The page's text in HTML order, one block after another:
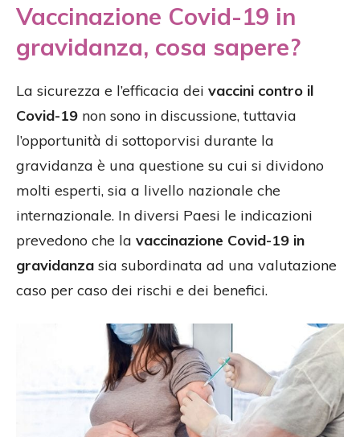
Vaccinazione Covid-19 in
gravidanza, cosa sapere?
La sicurezza e l’efficacia dei vaccini contro il
Covid-19 non sono in discussione, tuttavia
l’opportunità di sottoporvisi durante la
gravidanza è una questione su cui si dividono
molti esperti, sia a livello nazionale che
internazionale. In diversi Paesi le indicazioni
prevedono che la vaccinazione Covid-19 in
gravidanza sia subordinata ad una valutazione
caso per caso dei rischi e dei benefici.